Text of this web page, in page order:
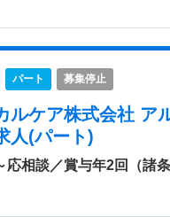
パート 募集停止
ルケア株式会社 ア
人(パート)
応相談／賞与年2回（諸